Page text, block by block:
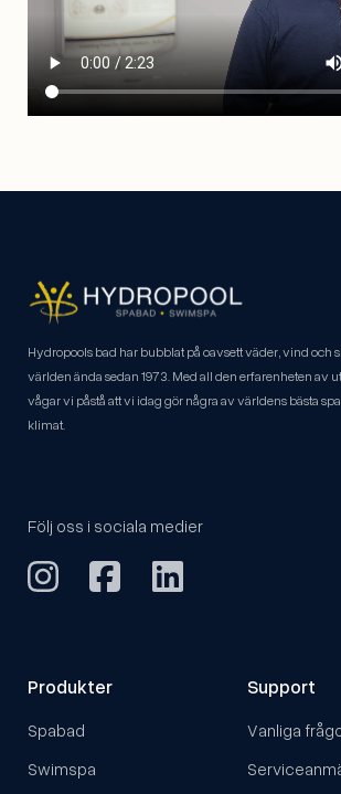
Hydropools bad har bubblat på oavsett väder, vind och
världen ända sedan 1973. Med all den erfarenheten av
vågar vi påstå att vi idag gör några av världens bästa
klimat.
Produkter
Spabad
Swimspa
Support
Vanliga
Följ oss i sociala medier